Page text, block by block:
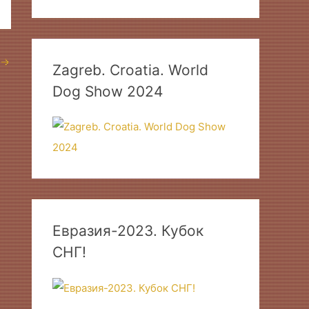
→
Zagreb. Croatia. World
Dog Show 2024
Евразия-2023. Кубок
СНГ!